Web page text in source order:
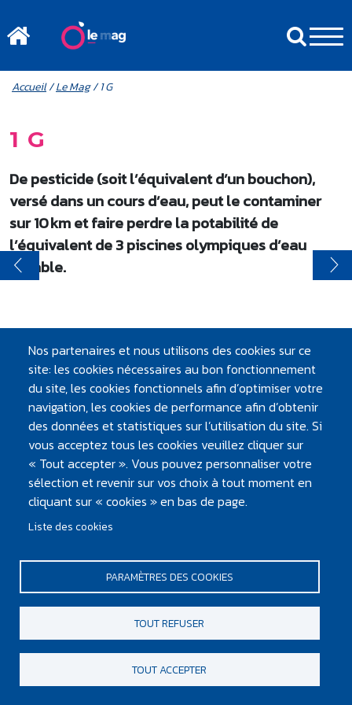
MENU MOBILE
FIL D'ARIANE
Accueil/Le Mag/ 1 G
1 G
De pesticide (soit l’équivalent d’un bouchon),
versé dans un cours d’eau, peut le contaminer
sur 10 km et faire perdre la potabilité de
l’équivalent de 3 piscines olympiques d’eau
potable.
PIED DE PAGE
Mentions légales et crédits
Plan du site
Design & développement :
Nos partenaires et nous utilisons des cookies sur ce
site: les cookies nécessaires au bon fonctionnement
du site, les cookies fonctionnels afin d’optimiser votre
navigation, les cookies de performance afin d’obtenir
des données et statistiques sur l’utilisation du site. Si
vous acceptez tous les cookies veuillez cliquer sur
« Tout accepter ». Vous pouvez personnaliser votre
sélection et revenir sur vos choix à tout moment en
cliquant sur « cookies » en bas de page.
Liste des cookies
PARAMÈTRES DES COOKIES
TOUT REFUSER
TOUT ACCEPTER